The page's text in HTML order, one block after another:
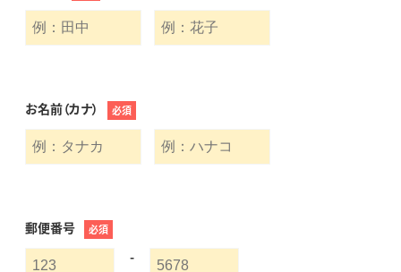
お名前（カナ） 必須
郵便番号 必須
-